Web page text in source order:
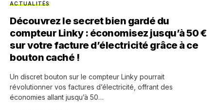
ACTUALITÉS
Découvrez le secret bien gardé du
compteur Linky : économisez jusqu’à 50 €
sur votre facture d’électricité grâce à ce
bouton caché !
Un discret bouton sur le compteur Linky pourrait
révolutionner vos factures d’électricité, offrant des
économies allant jusqu’à 50…